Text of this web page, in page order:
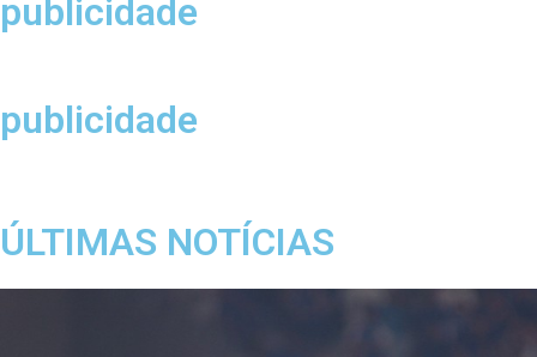
publicidade
publicidade
ÚLTIMAS NOTÍCIAS